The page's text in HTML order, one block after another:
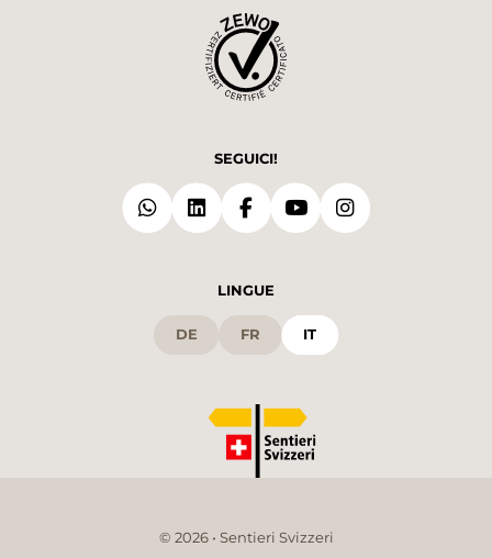
SEGUICI!
LINGUE
DE FR IT
© 2026 • Sentieri Svizzeri